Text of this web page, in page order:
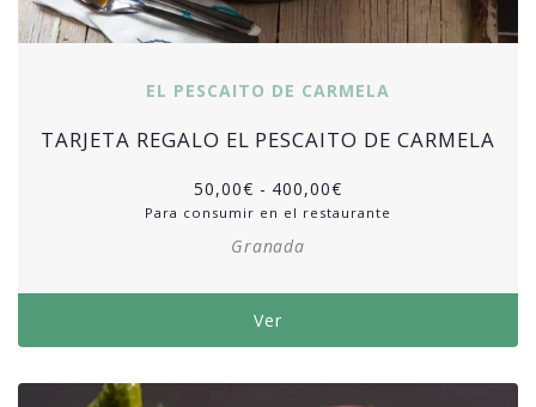
EL PESCAITO DE CARMELA
TARJETA REGALO EL PESCAITO DE CARMELA
50,00€ - 400,00€
Para consumir en el restaurante
Granada
Ver